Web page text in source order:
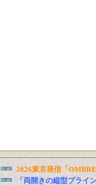
2026東京発信「
「両開きの縦型ブライ